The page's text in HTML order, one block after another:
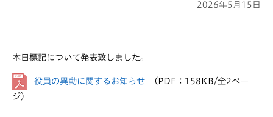
2026年5月15日
本日標記について発表致しました。
役員の異動に関するお知らせ
（PDF：158KB/全2ペー
ジ）